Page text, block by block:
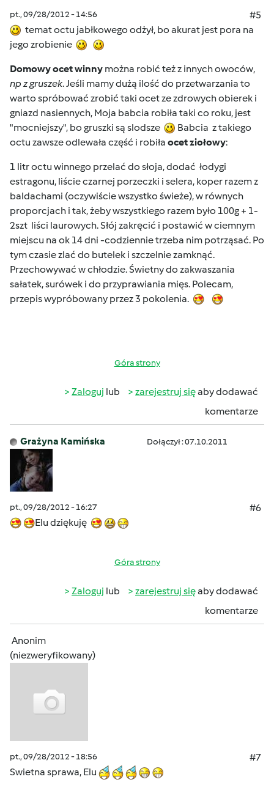
pt., 09/28/2012 - 14:56
#5
temat octu jabłkowego odżył, bo akurat jest pora na
jego zrobienie
Domowy ocet winny można robić też z innych owoców,
np z gruszek. Jeśli mamy dużą ilość do przetwarzania to
warto spróbować zrobić taki ocet ze zdrowych obierek i
gniazd nasiennych, Moja babcia robiła taki co roku, jest
"mocniejszy", bo gruszki są slodsze
Babcia z takiego
octu zawsze odlewała część i robiła ocet ziołowy:
1 litr octu winnego przelać do słoja, dodać łodygi
estragonu, liście czarnej porzeczki i selera, koper razem z
baldachami (oczywiście wszystko świeże), w równych
proporcjach i tak, żeby wszystkiego razem było 100g + 1-
2szt liści laurowych. Słój zakręcić i postawić w ciemnym
miejscu na ok 14 dni -codziennie trzeba nim potrząsać. Po
tym czasie zlać do butelek i szczelnie zamknąć.
Przechowywać w chłodzie. Świetny do zakwaszania
sałatek, surówek i do przyprawiania mięs. Polecam,
przepis wypróbowany przez 3 pokolenia.
Góra strony
Zaloguj lub zarejestruj sięaby dodawać
komentarze
Grażyna Kamińska Dołączył : 07.10.2011
pt., 09/28/2012 - 16:27
#6
Elu dziękuję
Góra strony
Zaloguj lub zarejestruj sięaby dodawać
komentarze
Anonim
(niezweryfikowany)
pt., 09/28/2012 - 18:56
#7
Swietna sprawa, Elu